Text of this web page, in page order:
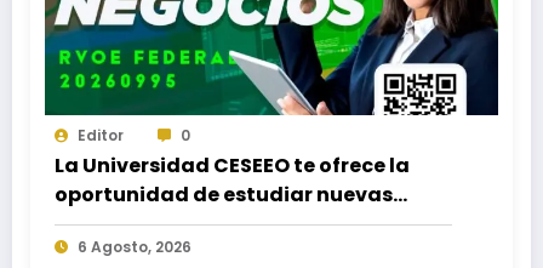
Editor 0
La Universidad CESEEO te ofrece la
oportunidad de estudiar nuevas
Licenciaturas en los Campus Oaxaca,
Puerto Escondido, Ixtepec y en la
6 Agosto, 2026